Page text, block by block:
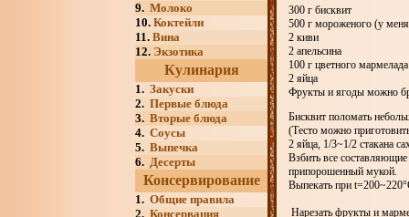
9. Молоко
10. Коктейли
11. Вина
12. Экзотика
Кулинария
1. Закуски
2. Первые блюда
3. Вторые блюда
4. Соусы
5. Выпечка
6. Десерты
Консервирование
1. Общие правила
2. Консервация
300 г бисквит
500 г мороженого (у
2 киви
2 апельсина
100 г цветного мармелада
2 яйца
Фрукты и ягоды можно
Бисквит поломать
(Тесто можно
2 яйца, 1/3~1/2 стакана
Взбить все
припорошенный мукой.
Выпекать при
Нарезать фрукты и